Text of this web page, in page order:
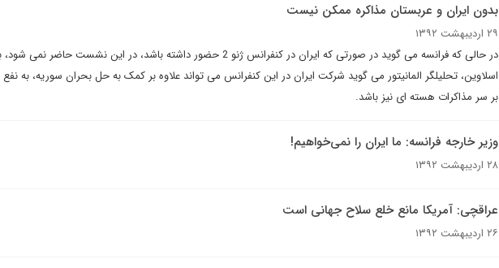
بدون ایران و عربستان مذاکره ممکن نیست
۲۹ اردیبهشت ۱۳۹۲
در حالی که فرانسه می گوید در صورتی که ایران در کنفرانس ژنو 2 حضور داشته باشد، در این نشست حاضر نمی
اسلاوین، تحلیلگر المانیتور می گوید شرکت ایران در این کنفرانس می تواند علاوه بر کمک به حل بحران سوریه، به
بر سر مذاکرات هسته ای نیز باشد.
وزیر خارجه فرانسه: ما ایران را نمی‌خواهیم!
۲۸ اردیبهشت ۱۳۹۲
عراقچی: آمریکا مانع خلع سلاح جهانی است
۲۶ اردیبهشت ۱۳۹۲